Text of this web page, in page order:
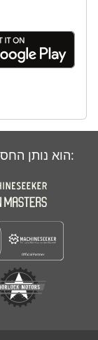
Machineseeker.co.il הוא נותן החסות הרשמי של: